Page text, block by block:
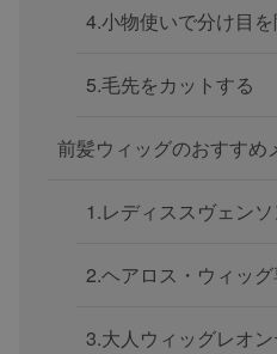
4.小物使いで分け目
5.毛先をカットする
前髪ウィッグのおすすめ
1.レディススヴェン
2.ヘアロス・ウィッ
3.大人ウィッグレオ